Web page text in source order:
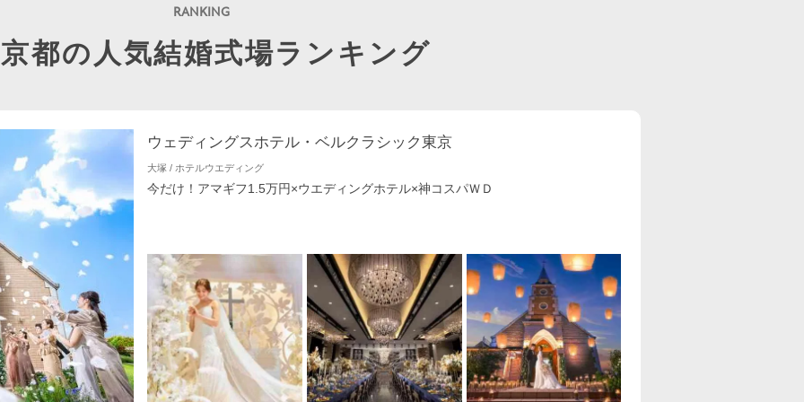
都の人気結婚式場ランキング
ウェディングスホテル・ベルクラシック東京
大塚 / ホテルウエディング
今だけ！アマギフ1.5万円×ウエディングホテル×神コスパＷＤ